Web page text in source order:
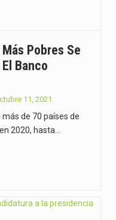
Pobres Se
Banco
11, 2021
más de 70 países de
2020, hasta…